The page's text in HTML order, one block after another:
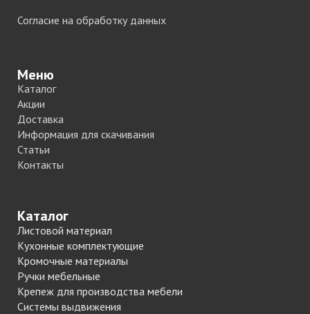
Согласие на обработку данных
Меню
Каталог
Акции
Доставка
Информация для скачивания
Статьи
Контакты
Каталог
Листовой материал
Кухонные комплектующие
Кромочные материалы
Ручки мебельные
Крепеж для производства мебели
Системы выдвижения